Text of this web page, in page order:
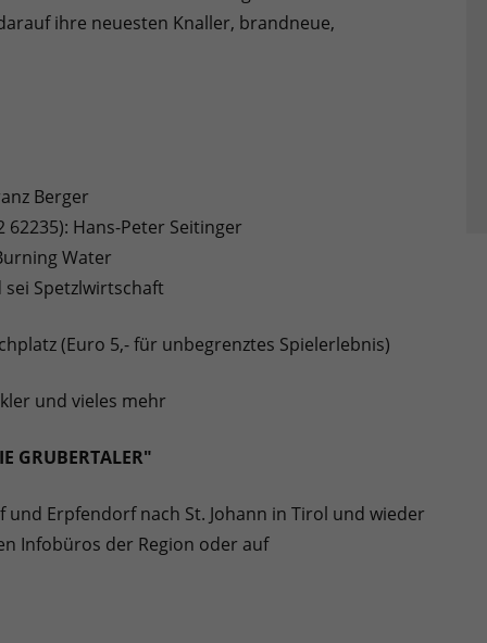
ihre neuesten Knaller, brandneue,
Berger
62235): Hans-Peter Seitinger
Water
sei Spetzlwirtschaft
(Euro 5,- für unbegrenztes Spielerlebnis)
und vieles mehr
GRUBERTALER"
Erpfendorf nach St. Johann in Tirol und wieder
Infobüros der Region oder auf